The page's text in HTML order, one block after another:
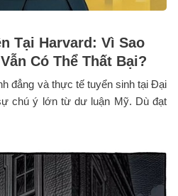
Tại Harvard: Vì Sao
Có Thể Thất Bại?
đẳng và thực tế tuyển sinh tại Đại
chú ý lớn từ dư luận Mỹ. Dù đạt